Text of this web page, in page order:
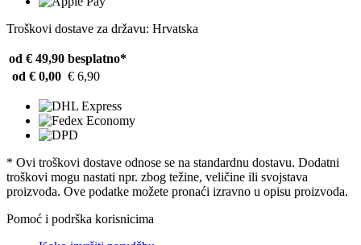
Troškovi dostave za državu: Hrvatska
od € 49,90 besplatno*
od € 0,00 € 6,90
* Ovi troškovi dostave odnose se na standardnu ​​dostavu. Dodatni
troškovi mogu nastati npr. zbog težine, veličine ili svojstava
proizvoda. Ove podatke možete pronaći izravno u opisu proizvoda.
Pomoć i podrška korisnicima